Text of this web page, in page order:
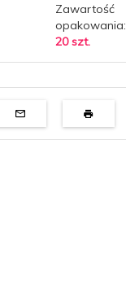
Zawartość
opakowania:
20 szt.